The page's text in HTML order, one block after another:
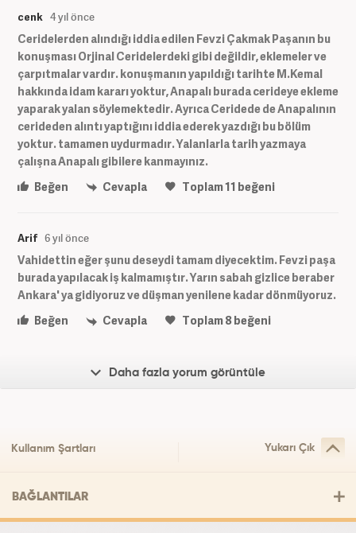
cenk 4 yıl önce
Ceridelerden alındığı iddia edilen Fevzi Çakmak Paşanın bu
konuşması Orjinal Ceridelerdeki gibi değildir, eklemeler ve
çarpıtmalar vardır. konuşmanın yapıldığı tarihte M.Kemal
hakkında idam kararı yoktur, Anapalı burada cerideye ekleme
yaparak yalan söylemektedir. Ayrıca Ceridede de Anapalının
cerideden alıntı yaptığını iddia ederek yazdığı bu bölüm
yoktur. tamamen uydurmadır. Yalanlarla tarih yazmaya
çalışna Anapalı gibilere kanmayınız.
Beğen
Cevapla Toplam11 beğeni
Arif 6 yıl önce
Vahidettin eğer şunu deseydi tamam diyecektim. Fevzi paşa
burada yapılacak iş kalmamıştır. Yarın sabah gizlice beraber
Ankara' ya gidiyoruz ve düşman yenilene kadar dönmüyoruz.
Beğen
Cevapla Toplam8beğeni
Daha fazla yorum görüntüle
Kullanım Şartları Yukarı Çık
BAĞLANTILAR